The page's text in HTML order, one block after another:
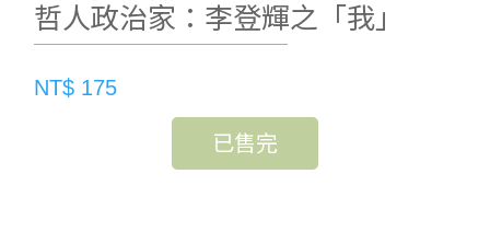
哲人政治家：李登輝之「我」
NT$ 175
已售完